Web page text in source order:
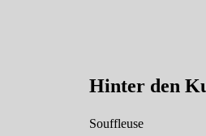
Hinter den
Souffleuse